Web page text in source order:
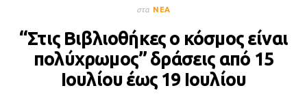
στα ΝΈΑ
“Στις Βιβλιοθήκες ο κόσμος είναι
πολύχρωμος” δράσεις από 15
Ιουλίου έως 19 Ιουλίου